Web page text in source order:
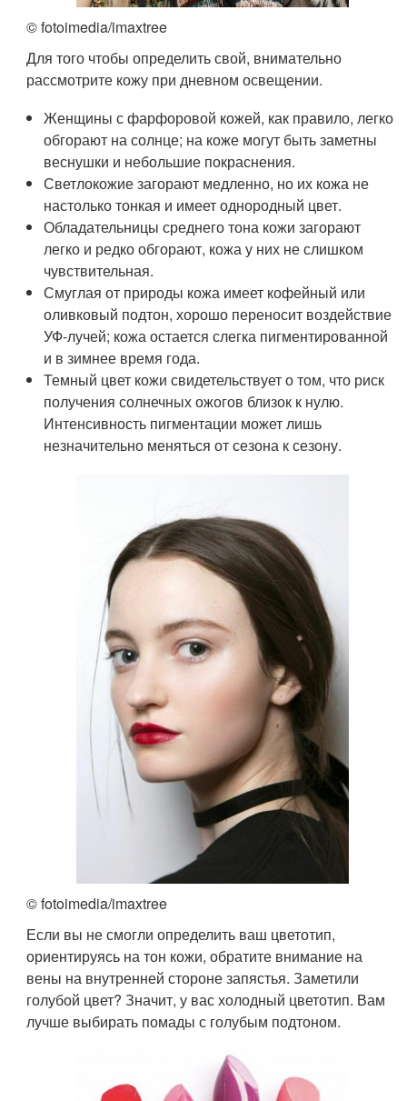
© fotoimedia/imaxtree
Для того чтобы определить свой, внимательно
рассмотрите кожу при дневном освещении.
Женщины с фарфоровой кожей, как правило, легко
обгорают на солнце; на коже могут быть заметны
веснушки и небольшие покраснения.
Светлокожие загорают медленно, но их кожа не
настолько тонкая и имеет однородный цвет.
Обладательницы среднего тона кожи загорают
легко и редко обгорают, кожа у них не слишком
чувствительная.
Смуглая от природы кожа имеет кофейный или
оливковый подтон, хорошо переносит воздействие
УФ-лучей; кожа остается слегка пигментированной
и в зимнее время года.
Темный цвет кожи свидетельствует о том, что риск
получения солнечных ожогов близок к нулю.
Интенсивность пигментации может лишь
незначительно меняться от сезона к сезону.
© fotoimedia/imaxtree
Если вы не смогли определить ваш цветотип,
ориентируясь на тон кожи, обратите внимание на
вены на внутренней стороне запястья. Заметили
голубой цвет? Значит, у вас холодный цветотип. Вам
лучше выбирать помады с голубым подтоном.